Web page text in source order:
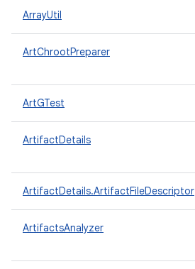
ArrayUtil
ArtChrootPreparer
ArtGTest
ArtifactDetails
ArtifactDetails.ArtifactFileDescriptor
ArtifactsAnalyzer